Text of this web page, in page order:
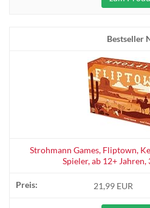
Strohmann Games, Fliptown,
Spieler, ab 12+
21,99 EUR